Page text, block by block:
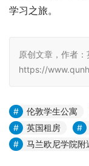
学习之旅。
原创文章，作者
https://
伦敦学生公寓
英国租房
马兰欧尼学院附